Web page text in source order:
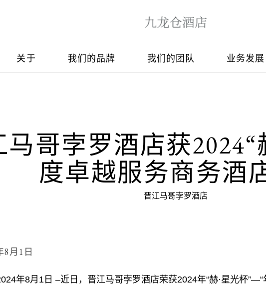
关于 我们的品牌 我们的团队 业务发展
马哥孛罗酒店获2024“
度卓越服务商务酒
晋江马哥孛罗酒店
8月1日
年8月1日 –近日，晋江马哥孛罗酒店荣获2024年“赫·星光杯”—“